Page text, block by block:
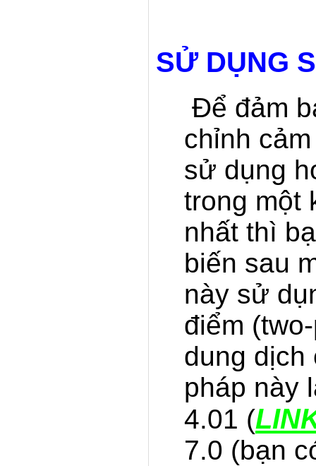
SỬ DỤNG
Để đảm
chỉnh
sử dụng
trong một
nhất thì
biến sau
này sử
điểm
dung dịch
pháp này
4.01 (
7.0 (bạn